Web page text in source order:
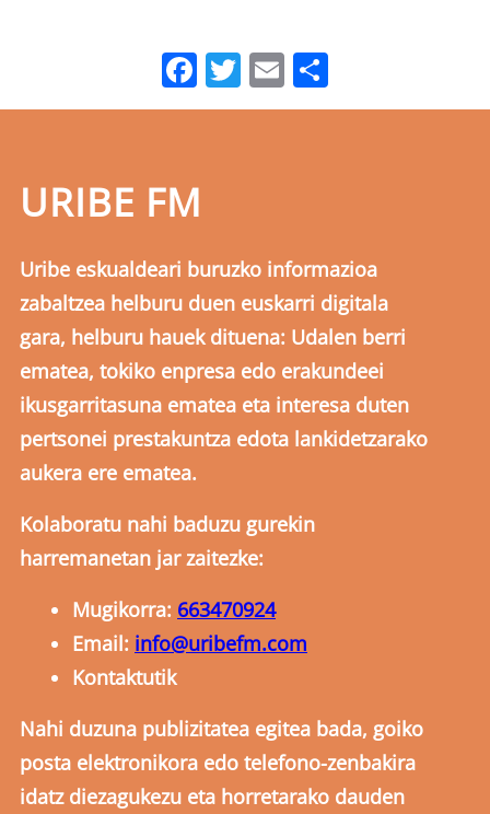
Facebook
Twitter
Email
URIBE FM
Uribe eskualdeari buruzko informazioa
zabaltzea helburu duen euskarri digitala
gara, helburu hauek dituena: Udalen berri
ematea, tokiko enpresa edo erakundeei
ikusgarritasuna ematea eta interesa duten
pertsonei prestakuntza edota lankidetzarako
aukera ere ematea.
Kolaboratu nahi baduzu gurekin
harremanetan jar zaitezke:
Mugikorra: 663470924
Email: info@uribefm.com
Kontaktutik
Nahi duzuna publizitatea egitea bada, goiko
posta elektronikora edo telefono-zenbakira
idatz diezagukezu eta horretarako dauden